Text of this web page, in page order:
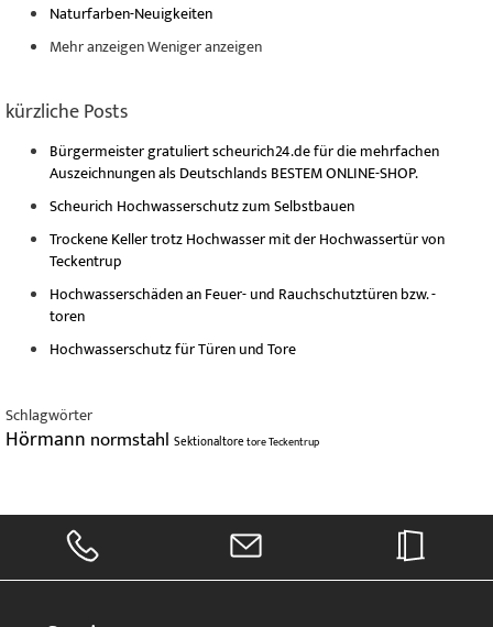
Naturfarben-Neuigkeiten
Mehr anzeigenWeniger anzeigen
kürzliche Posts
Bürgermeister gratuliert scheurich24.de für die mehrfachen
Auszeichnungen als Deutschlands BESTEM ONLINE-SHOP.
Scheurich Hochwasserschutz zum Selbstbauen
Trockene Keller trotz Hochwasser mit der Hochwassertür von
Teckentrup
Hochwasserschäden an Feuer- und Rauchschutztüren bzw. -
toren
Hochwasserschutz für Türen und Tore
Schlagwörter
Hörmann normstahl SektionaltoretoreTeckentrup